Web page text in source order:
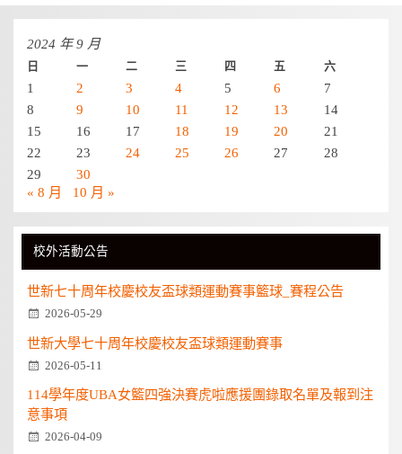
2024 年 9 月
日 一 二 三 四 五 六
1 2 3 4 5 6
7
8
9 10 11 12 13
14
15
16 17 18 19 20
21
22
23 24 25 26 27
28
29
30
« 8 月
10 月 »
校外活動公告
世新七十周年校慶校友盃球類運動賽事籃球_賽程公告
2026-05-29
世新大學七十周年校慶校友盃球類運動賽事
2026-05-11
114學年度UBA女籃四強決賽虎啦應援團錄取名單及報到注
意事項
2026-04-09